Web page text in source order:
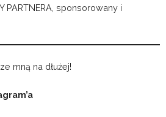
PARTNERA, sponsorowany i
mną na dłużej!